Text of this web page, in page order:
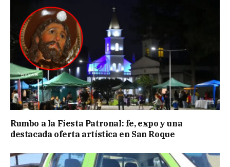
Rumbo a la Fiesta Patronal: fe, expo y una
destacada oferta artística en San Roque